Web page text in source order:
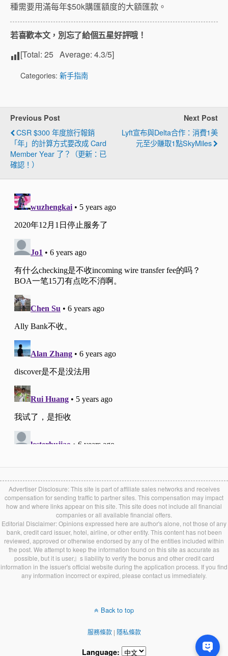
種需要用滿每年$50k購匯額度的大額匯款。
若喜歡本文，別忘了給個五星好評哦！
[Total: 25 Average: 4.3/5]
Categories: 新手指南
Previous Post
CSR $300 年度旅行報銷
「年」的計算方式要改成 Card
Member Year 了？（更新：已
確認！）
Next Post
Lyft宣布與Delta合作：消費1美
元至少賺取1點SkyMiles
Advertiser Disclosure: This site is part of affiliate sales networks and receives
compensation for sending traffic to partner sites. This compensation may impact
how and where links appear on this site. This site does not include all financial
companies or all available financial offers.
Editorial Disclaimer: Opinions expressed here are author's alone, not those of any
bank, credit card issuer, hotel, airline, or other entity. This content has not been
reviewed, approved or otherwise endorsed by any of the entities included within
the post. We attempt to keep the information found on this site as accurate as
possible, but it is user』s liability to verify the bonus and other credit card
information in the issuer's official website during the application process. If you find
any information incorrect or expired, please contact us immediately.
Back to top
服務條款| 隱私條款
Language: